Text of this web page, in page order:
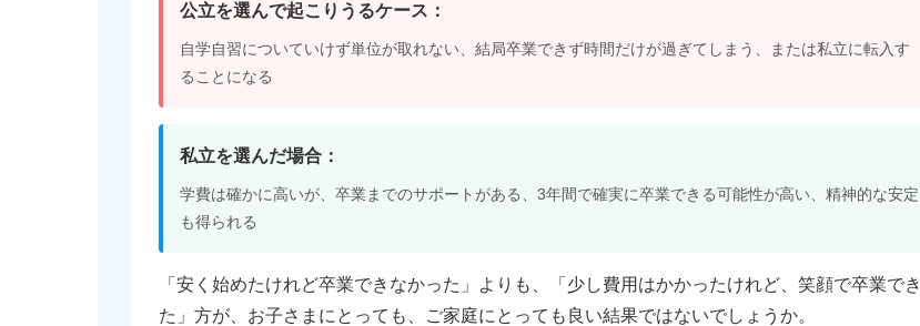
公立を選んで起こりうるケース：
自学自習についていけず単位が取れない、結局卒業できず時間だけが過ぎてしまう、または私立に転入す
ることになる
私立を選んだ場合：
学費は確かに高いが、卒業までのサポートがある、3年間で確実に卒業できる可能性が高い、精神的な安定
も得られる
「安く始めたけれど卒業できなかった」よりも、「少し費用はかかったけれど、笑顔で卒業でき
た」方が、お子さまにとっても、ご家庭にとっても良い結果ではないでしょうか。